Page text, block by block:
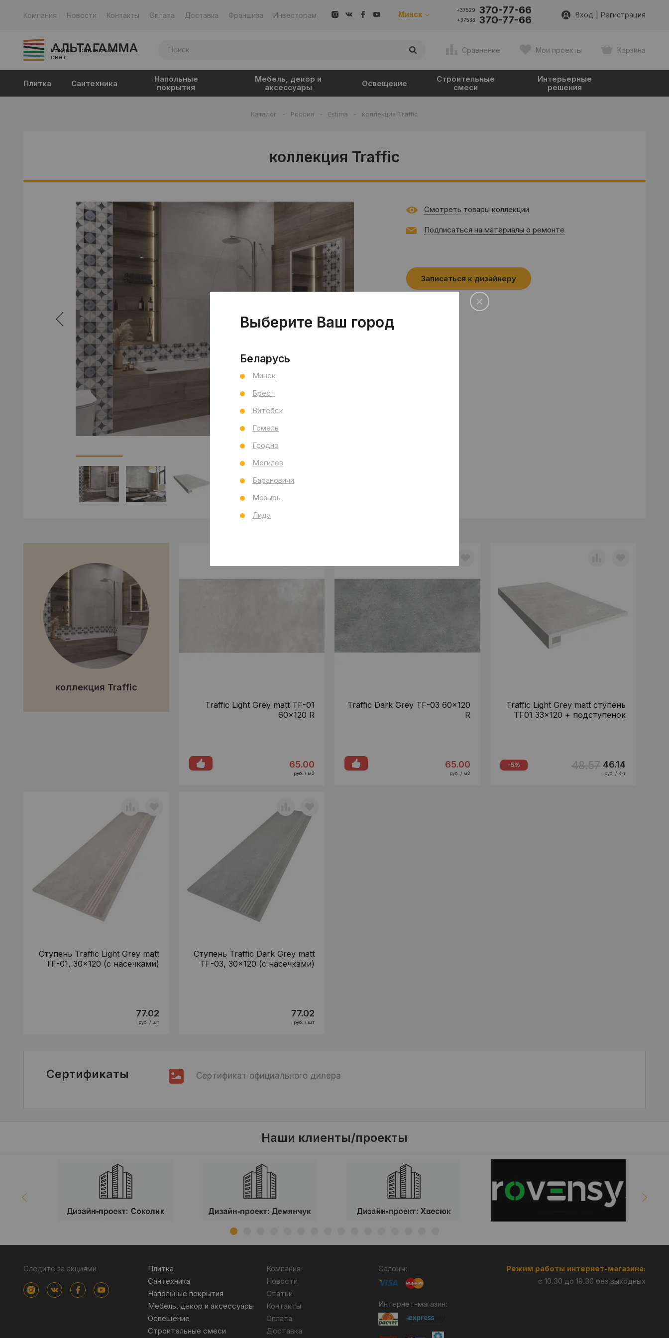
Компания Новости Контакты Оплата Доставка Франшиза Инвесторам Минск +37529 370-77-66
+37533 370-77-66 Вход Регистрация
плитка · сантехника ·
свет
Сравнение Мои проекты Корзина
Плитка Сантехника
Напольные
покрытия
Мебель, декор и
аксессуары
Освещение
Строительные
смеси
Интерьерные
решения
Каталог - Россия - Estima - коллекция Traffic
коллекция Traffic
Смотреть товары коллекции
Подписаться на материалы о ремонте
Записаться к дизайнеру
коллекция Traffic
Traffic Light Grey matt TF-01
60x120 R
65.00
руб. / м2
Traffic Dark Grey TF-03 60x120
R
65.00
руб. / м2
Traffic Light Grey matt ступень
TF01 33x120 + подступенок
-5% 48.57 46.14
руб. / К-т
Ступень Traffic Light Grey matt
TF-01, 30x120 (с насечками)
77.02
руб. / шт
Ступень Traffic Dark Grey matt
TF-03, 30x120 (с насечками)
77.02
руб. / шт
Сертификаты Сертификат официального дилера
Наши клиенты/проекты
Следите за акциями
Плитка
Сантехника
Напольные покрытия
Мебель, декор и аксессуары
Освещение
Строительные смеси
Компания
Новости
Статьи
Контакты
Оплата
Доставка
Салоны:
Интернет-магазин:
Режим работы интернет-магазина:
с 10.30 до 19.30 без выходных
Выберите Ваш город
Беларусь
Минск
Брест
Витебск
Гомель
Гродно
Могилев
Барановичи
Мозырь
Лида